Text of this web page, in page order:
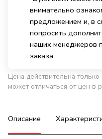
внимательно
предложением и, в
попросить
наших менеджеров
заказа.
Цена действительна
может отличаться от цен в
Описание